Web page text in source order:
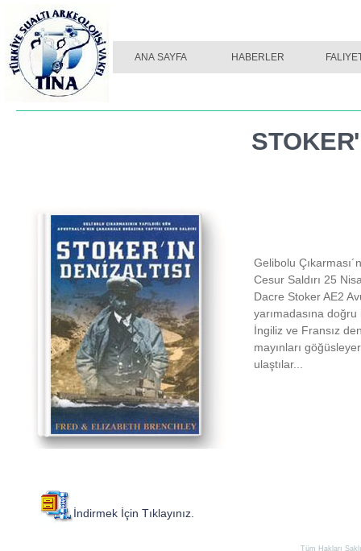
Tüm Hakları
ANA SAYFA HABERLER
Gelibolu
Cesur Saldırı 25
Dacre Stoker AE2
yarımadasına
İngiliz ve Fransız
mayınları
ulaştılar...
İndirmek İçin Tıklayınız